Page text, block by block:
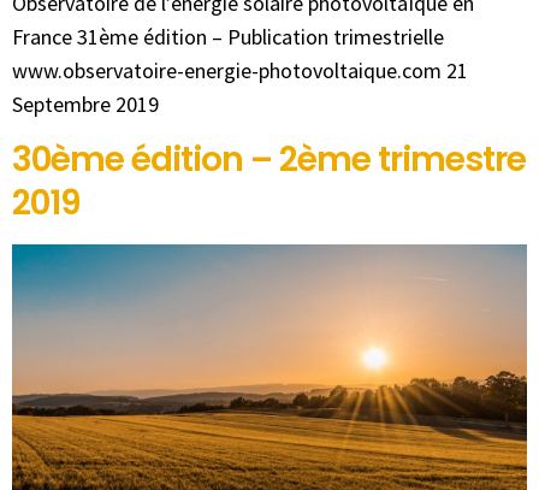
France 31ème édition – Publication trimestrielle
www.observatoire-energie-photovoltaique.com 21
Septembre 2019
30ème édition – 2ème trimestre
2019